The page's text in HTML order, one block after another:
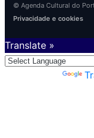
© Agenda Cultural do
Privacidade e cookies
Translate »